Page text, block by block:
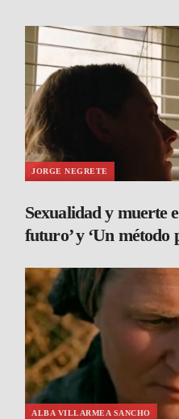
JORGE NEGRETE
Sexualidad y muerte
futuro’ y ‘Un método
ALBA VILLARMEA SANCHO